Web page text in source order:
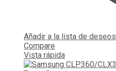
Añadir a la lista de deseos
Compare
Vista rápida